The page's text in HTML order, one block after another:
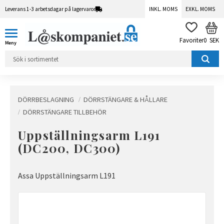
Leverans 1-3 arbetsdagar på lagervaror INKL. MOMS EXKL. MOMS
FAVORITER
0 SEK
DÖRRBESLAGNING
DÖRRSTÄNGARE & HÅLLARE
DÖRRSTÄNGARE TILLBEHÖR
Uppställningsarm L191
(DC200, DC300)
Assa Uppställningsarm L191